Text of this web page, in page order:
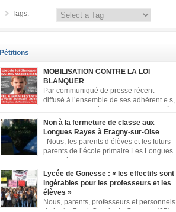
Tags:
Pétitions
MOBILISATION CONTRE LA LOI
BLANQUER
Par communiqué de presse récent
diffusé à l’ensemble de ses adhérent.e.s,
se mobiliser contre la loi Blanquer dite « Ecole de la
confiance ». Pour vous aider à organiser les actions
localement, la FCPE met à votre disposition ce kit de
mobilisation comprenant : 1 affiche appelant […]
Non à la fermeture de classe aux
Longues Rayes à Eragny-sur-Oise
Nous, les parents d’élèves et les futurs
parents de l’école primaire Les Longues
cette pétition pour dire « NON à la fermeture de classe
aux Longues Rayes ». Non à la dégradation continue
des conditions d’accueil et d’apprentissage de nos
enfants à l’école primaire. Chaque enfant a droit à […]
Lycée de Gonesse : « les effectifs sont
ingérables pour les professeurs et les
élèves »
Nous, parents, professeurs et personnels